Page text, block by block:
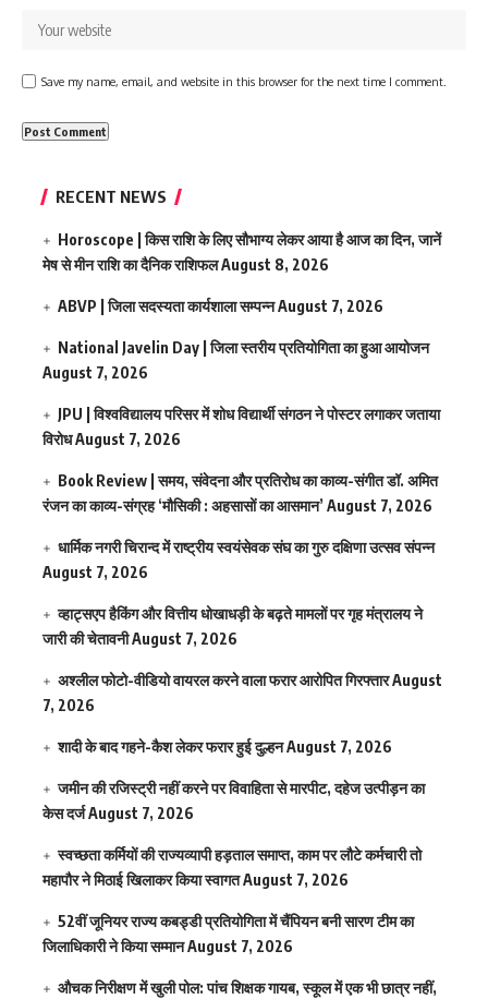
Save my name, email, and website in this browser for the next time I comment.
RECENT NEWS
Horoscope | किस राशि के लिए सौभाग्य लेकर आया है आज का दिन, जानें
मेष से मीन राशि का दैनिक राशिफलAugust 8, 2026
ABVP | जिला सदस्यता कार्यशाला सम्पन्नAugust 7, 2026
National Javelin Day | जिला स्तरीय प्रतियोगिता का हुआ आयोजन
August 7, 2026
JPU | विश्वविद्यालय परिसर में शोध विद्यार्थी संगठन ने पोस्टर लगाकर जताया
विरोधAugust 7, 2026
Book Review | समय, संवेदना और प्रतिरोध का काव्य-संगीत डॉ. अमित
रंजन का काव्य-संग्रह ‘मौसिकी : अहसासों का आसमान’ August 7, 2026
धार्मिक नगरी चिरान्द में राष्ट्रीय स्वयंसेवक संघ का गुरु दक्षिणा उत्सव संपन्न
August 7, 2026
व्हाट्सएप हैकिंग और वित्तीय धोखाधड़ी के बढ़ते मामलों पर गृह मंत्रालय ने
जारी की चेतावनीAugust 7, 2026
अश्लील फोटो-वीडियो वायरल करने वाला फरार आरोपित गिरफ्तारAugust
7, 2026
शादी के बाद गहने-कैश लेकर फरार हुई दुल्हनAugust 7, 2026
जमीन की रजिस्ट्री नहीं करने पर विवाहिता से मारपीट, दहेज उत्पीड़न का
केस दर्जAugust 7, 2026
स्वच्छता कर्मियों की राज्यव्यापी हड़ताल समाप्त, काम पर लौटे कर्मचारी तो
महापौर ने मिठाई खिलाकर किया स्वागतAugust 7, 2026
52वीं जूनियर राज्य कबड्डी प्रतियोगिता में चैंपियन बनी सारण टीम का
जिलाधिकारी ने किया सम्मानAugust 7, 2026
औचक निरीक्षण में खुली पोल: पांच शिक्षक गायब, स्कूल में एक भी छात्र नहीं,